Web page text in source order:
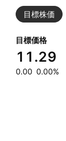
目標株価
目標価格
11.29
0.00 0.00%